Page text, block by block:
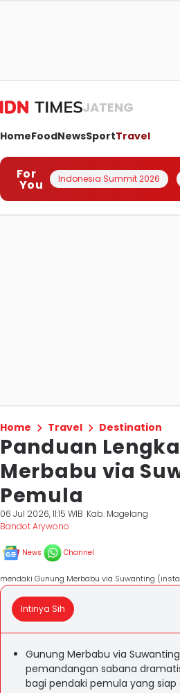
JATENG
HomeFoodNewsSportTravel
For
You Indonesia Summit 2026
Home Travel Destination
Panduan
Merbabu via
Pemula
06 Jul 2026, 11:15 WIB Kab. Magelang
Bandot Arywono
News Channel
mendaki Gunung Merbabu via Suwanting
Intinya Sih
Gunung Merbabu via
pemandangan sabana
bagi pendaki pemula yang